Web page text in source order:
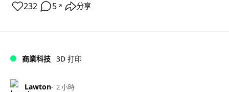
232 5 ↗ 分享
商業科技 3D 打印
Lawton 2 小時